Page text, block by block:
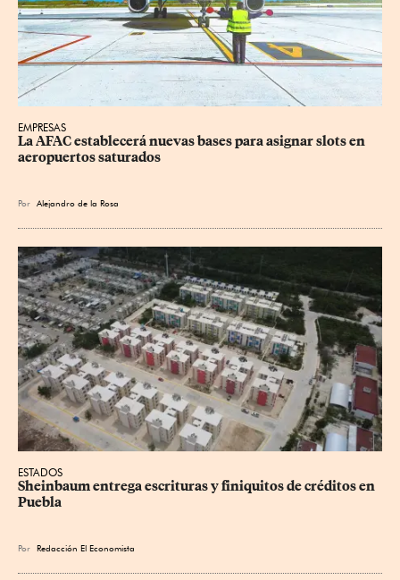
EMPRESAS
La AFAC establecerá nuevas bases para asignar slots en
aeropuertos saturados
Por Alejandro de la Rosa
ESTADOS
Sheinbaum entrega escrituras y finiquitos de créditos en
Puebla
Por Redacción El Economista